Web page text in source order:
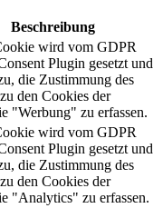
Beschreibung
wird vom GDPR
Plugin gesetzt und
die Zustimmung des
den Cookies der
"Werbung" zu erfassen.
wird vom GDPR
Plugin gesetzt und
die Zustimmung des
den Cookies der
"Analytics" zu erfassen.